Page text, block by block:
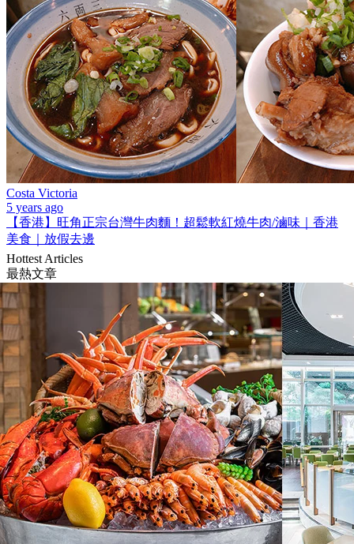
Costa Victoria
5 years ago
【香港】旺角正宗台灣牛肉麵！超鬆軟紅燒牛肉/滷味｜香港
美食｜放假去邊
Hottest Articles
最熱文章